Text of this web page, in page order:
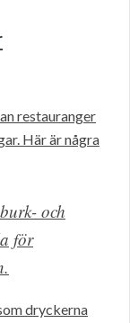
restauranger
Här är några
och
för
dryckerna